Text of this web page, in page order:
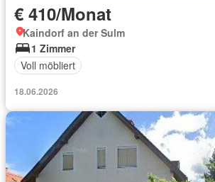
€ 410/Monat
Kaindorf an der Sulm
1 Zimmer
Voll möbliert
18.06.2026